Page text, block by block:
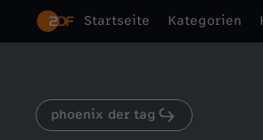
Startseite Kategorien
phoenix der tag